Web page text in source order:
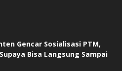
Gencar Sosialisasi PTM,
Bisa Langsung Sampai